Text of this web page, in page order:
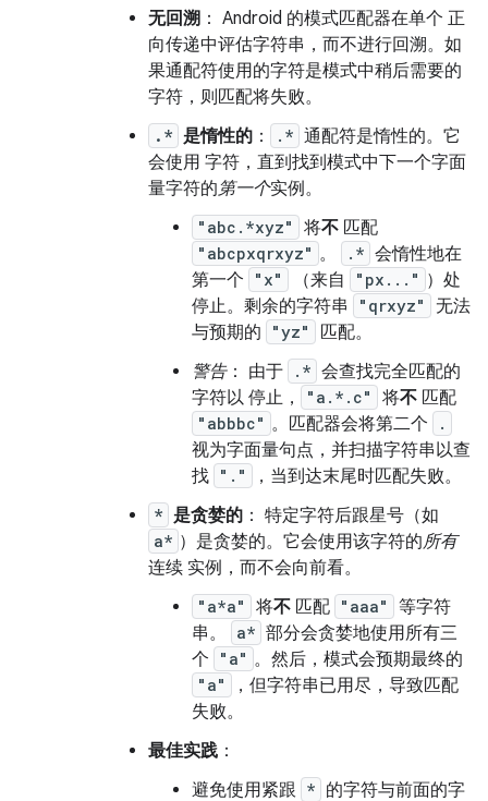
无回溯 ： Android 的模式匹配器在单个 正
向传递中评估字符串，而不进行回溯。如
果通配符使用的字符是模式中稍后需要的
字符，则匹配将失败。
.* 是惰性的 ： .* 通配符是惰性的。它
会使用 字符，直到找到模式中下一个字面
量字符的第一个实例。
"abc.*xyz" 将不 匹配
"abcpxqrxyz" 。 .* 会惰性地在
第一个
"x" （来自 "px..." ）处
停止。剩余的字符串
"qrxyz"
无法
与预期的
"yz"
匹配。
警告： 由于 .* 会查找完全匹配的
字符以 停止，
"a.*.c" 将不 匹配
"abbbc" 。匹配器会将第二个 .
视为字面量句点，并扫描字符串以查
找 "." ，当到达末尾时匹配失败。
* 是贪婪的 ： 特定字符后跟星号（如
a* ）是贪婪的。它会使用该字符的所有
连续 实例，而不会向前看。
"a*a" 将不 匹配 "aaa"
等字符
串。
a* 部分会贪婪地使用所有三
个
"a" 。然后，模式会预期最终的
"a"
，但字符串已用尽，导致匹配
失败。
最佳实践 ：
避免使用紧跟 * 的字符与前面的字